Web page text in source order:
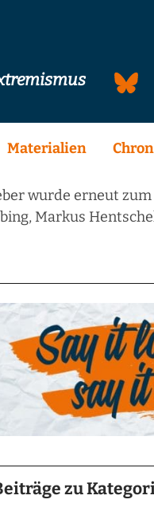
Materialien
wurde erneut
Markus
zu